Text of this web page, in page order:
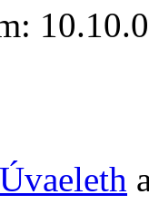
Úvaeleth